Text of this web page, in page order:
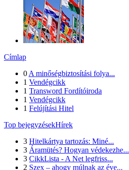
Címlap
0 A minőségbiztosítási folya...
1 Vendégcikk
1 Transword Fordítóiroda
1 Vendégcikk
1 Felújítási Hitel
Top bejegyzésekHírek
3 Hitelkártya tartozás: Miné...
3 Áramütés? Hogyan védekezhe...
3 CikkLista - A Net legfriss...
2 Szex – ahogy múlnak az éve...